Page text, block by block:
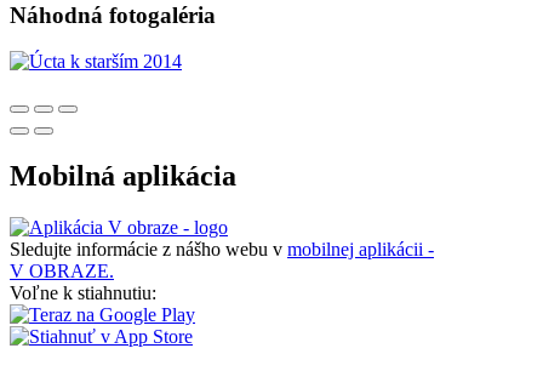
Náhodná fotogaléria
Mobilná aplikácia
Sledujte informácie z nášho webu v mobilnej aplikácii -
V OBRAZE.
Voľne k stiahnutiu: